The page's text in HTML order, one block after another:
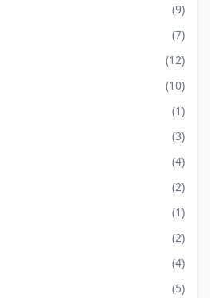
(9)
(7)
(12)
(10)
(1)
(3)
(4)
(2)
(1)
(2)
(4)
(5)